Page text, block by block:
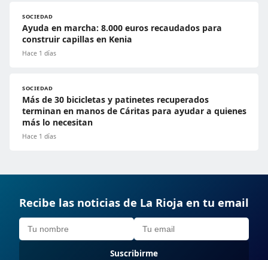
SOCIEDAD
Ayuda en marcha: 8.000 euros recaudados para
construir capillas en Kenia
Hace 1 días
SOCIEDAD
Más de 30 bicicletas y patinetes recuperados
terminan en manos de Cáritas para ayudar a quienes
más lo necesitan
Hace 1 días
Recibe las noticias de La Rioja en tu email
Suscribirme